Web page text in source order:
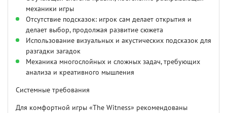
механики игры
Отсутствие подсказок: игрок сам делает открытия и
делает выбор, продолжая развитие сюжета
Использование визуальных и акустических подсказок для
разгадки загадок
Механика многослойных и сложных задач, требующих
анализа и креативного мышления
Системные требования
Для комфортной игры «The Witness» рекомендованы